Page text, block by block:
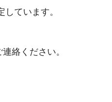
ています。
絡ください。